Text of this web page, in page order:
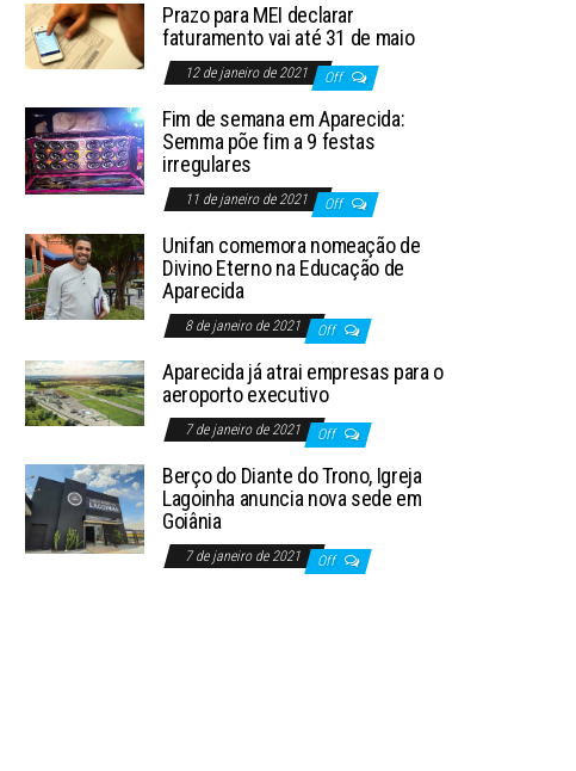
Prazo para MEI declarar
faturamento vai até 31 de maio
12 de janeiro de 2021 Off
Fim de semana em Aparecida:
Semma põe fim a 9 festas
irregulares
11 de janeiro de 2021 Off
Unifan comemora nomeação de
Divino Eterno na Educação de
Aparecida
8 de janeiro de 2021 Off
Aparecida já atrai empresas para o
aeroporto executivo
7 de janeiro de 2021 Off
Berço do Diante do Trono, Igreja
Lagoinha anuncia nova sede em
Goiânia
7 de janeiro de 2021 Off